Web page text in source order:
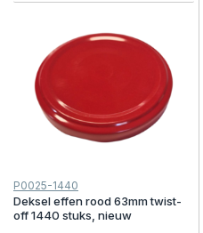
P0025-1440
Deksel effen rood 63mm twist-
off 1440 stuks, nieuw